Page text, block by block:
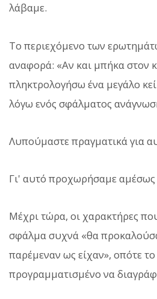
λάβαμε.
Το περιεχόμενο των
αναφορά: «Αν και μπήκα στον
πληκτρολογήσω ένα μεγάλο
λόγω ενός σφάλματος
Λυπούμαστε πραγματικά για
Γι' αυτό προχωρήσαμε
Μέχρι τώρα, οι χαρακτήρες
σφάλμα συχνά «θα
παρέμεναν ως είχαν», οπότε το
προγραμματισμένο να